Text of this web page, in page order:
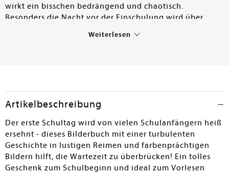
wirkt ein bisschen bedrängend und chaotisch.
Besonders die Nacht vor der Einschulung wird über
dem die Gegenstände aus dem Schulranzen ein
Geschäftigkeit zusammen mit den anderen Kindern
legen den Fokus dann ganz klar auf die positiven
Aspekte der neuen Lebensphase. Der durchgehend
gereimte Text begleitet die Illustrationen
zurückhaltend, sie sind es, die die Geschichte
eindrucksvoll erzählen. – Breit empfohlen.
Weiterlesen
Artikelbeschreibung
Der erste Schultag wird von vielen Schulanfängern heiß
ersehnt - dieses Bilderbuch mit einer turbulenten
Geschichte in lustigen Reimen und farbenprächtigen
Bildern hilft, die Wartezeit zu überbrücken! Ein tolles
Geschenk zum Schulbeginn und ideal zum Vorlesen